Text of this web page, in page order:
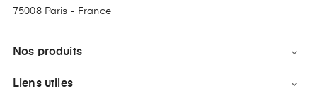
75008 Paris - France
Nos produits 
Liens utiles 